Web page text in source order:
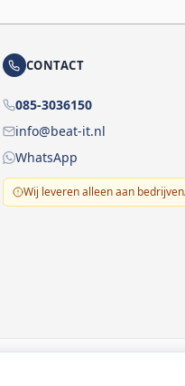
CONTACT
085-3036150
info@beat-it.nl
WhatsApp
Wij leveren alleen aan